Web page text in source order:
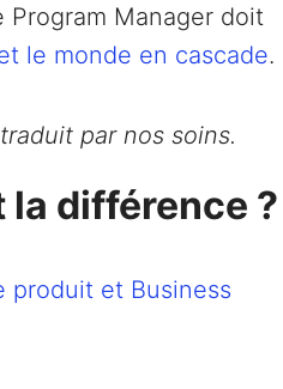
Manager doit
le monde en cascade.
par nos soins.
la différence ?
produit et Business